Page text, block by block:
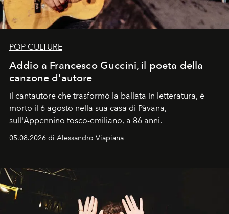
POP CULTURE
Addio a Francesco Guccini, il poeta della
canzone d'autore
Il cantautore che trasformò la ballata in letteratura, è
morto il 6 agosto nella sua casa di Pàvana,
sull'Appennino tosco-emiliano, a 86 anni.
05.08.2026 di Alessandro Viapiana